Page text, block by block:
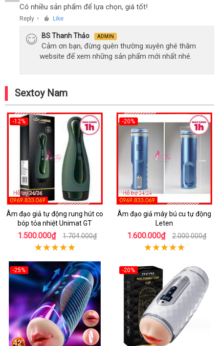
Có nhiều sản phẩm để lựa chọn, giá tốt!
Reply ● Like
BS Thanh Thảo ADMIN
Cảm ơn bạn, đừng quên thường xuyên ghé thăm
website để xem những sản phẩm mới nhất nhé.
Sextoy Nam
-12%
Âm đạo giả tự động rung hút co
bóp tỏa nhiệt Unimat GT
1.500.000₫ 1.704.000₫
-20%
Âm đạo giả máy bú cu tự động
Leten
1.600.000₫ 2.000.000₫
-25% -20%